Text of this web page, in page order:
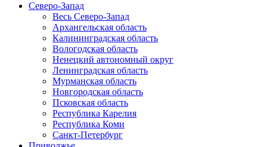
Северо-Запад
Весь Северо-Запад
Архангельская область
Калининградская область
Вологодская область
Ненецкий автономный округ
Ленинградская область
Мурманская область
Новгородская область
Псковская область
Республика Карелия
Республика Коми
Санкт-Петербург